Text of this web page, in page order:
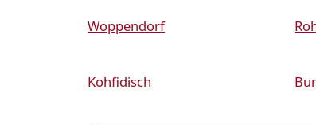
Woppendorf
Kohfidisch